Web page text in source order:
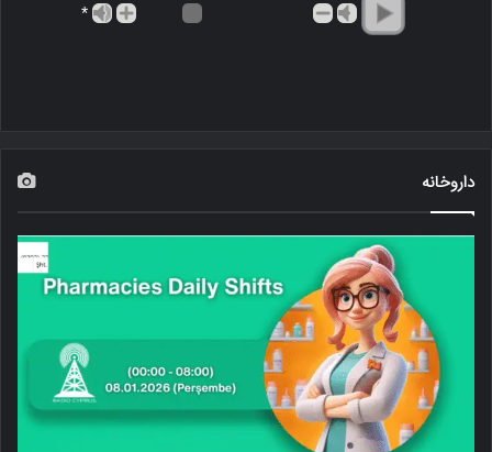
*
داروخانه